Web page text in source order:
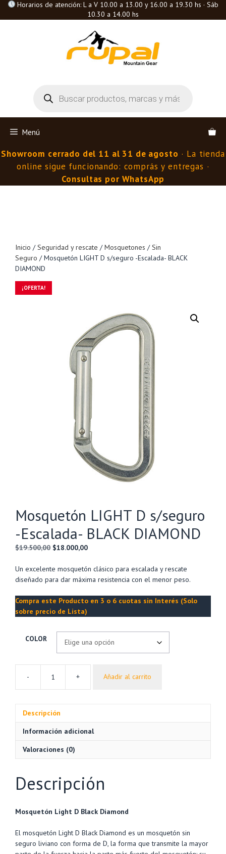
Saltar Horarios de atención: L a V 10.00 a 13.00 y 16.00 a 19.30 hs · Sáb
10.30 a 14.00 hs
productos
Menú
Showroom cerrado del 11 al 31 de agosto · La tienda
online sigue funcionando: comprás y entregas ·
Consultas por WhatsApp
Inicio /Seguridad y rescate /Mosquetones /Sin
Seguro / Mosquetón LIGHT D s/seguro -Escalada- BLACK
DIAMOND
¡OFERTA!
Mosquetón LIGHT D s/seguro
-Escalada- BLACK DIAMOND
$19.500,00 El
original
era:
$18.000,00El
actual
es:
Un excelente mosquetón clásico para escalada y rescate
diseñado para dar máxima resistencia con el menor peso.
Compra este Producto en 3 o 6 cuotas sin Interés (Solo
sobre precio de Lista)
COLOR
-
Mosquetón
LIGHT
-
Escalada-
+ Añadir al carrito
Descripción
Información adicional
Valoraciones (0)
Descripción
Mosquetón Light D Black Diamond
El mosquetón Light D Black Diamond es un mosquetón sin
seguro liviano con forma de D, la forma que transmite la mayor